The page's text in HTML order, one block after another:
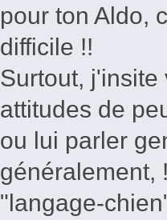
pour ton Aldo,
difficile !!
Surtout,
attitudes de
ou lui parler
généralement,
"langage-